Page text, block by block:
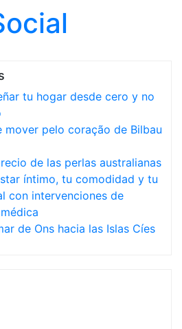
tu hogar desde cero y no
mover pelo coração de Bilbau
de las perlas australianas
íntimo, tu comodidad y tu
con intervenciones de
de Ons hacia las Islas Cíes